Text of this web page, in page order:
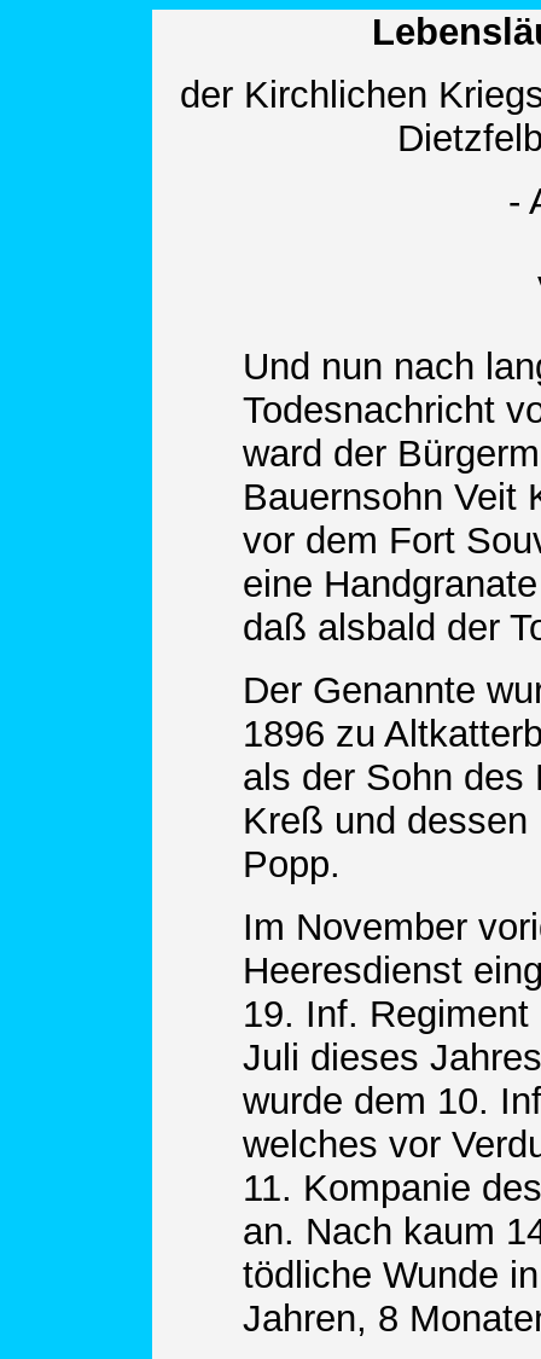
der Kirchlichen
-
Und nun nach
Todesnachricht
ward der
Bauernsohn Veit
vor dem Fort
eine
daß alsbald der
Der Genannte
1896 zu
als der Sohn des
Kreß und
Popp.
Im November
Heeresdienst
19. Inf.
Juli dieses
wurde dem 10.
welches vor
11. Kompanie
an. Nach kaum
tödliche Wunde
Jahren, 8